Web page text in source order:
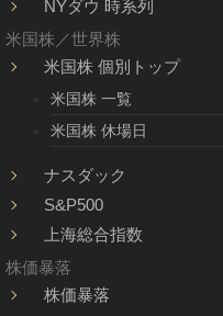
NYダウ 時系列
米国株／世界株
米国株 個別トップ
米国株 一覧
米国株 休場日
ナスダック
S&P500
上海総合指数
株価暴落
株価暴落